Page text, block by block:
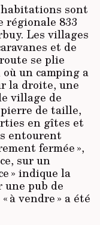
habitations sont
régionale 833
Les villages
et de
se plie
un camping a
la droite, une
village de
de taille,
en gîtes et
entourent
fermée »,
sur un
» indique la
une pub de
à vendre » a été